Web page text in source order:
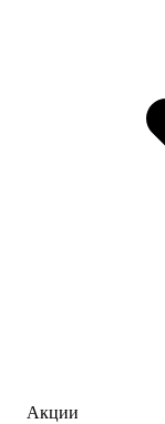
Акции